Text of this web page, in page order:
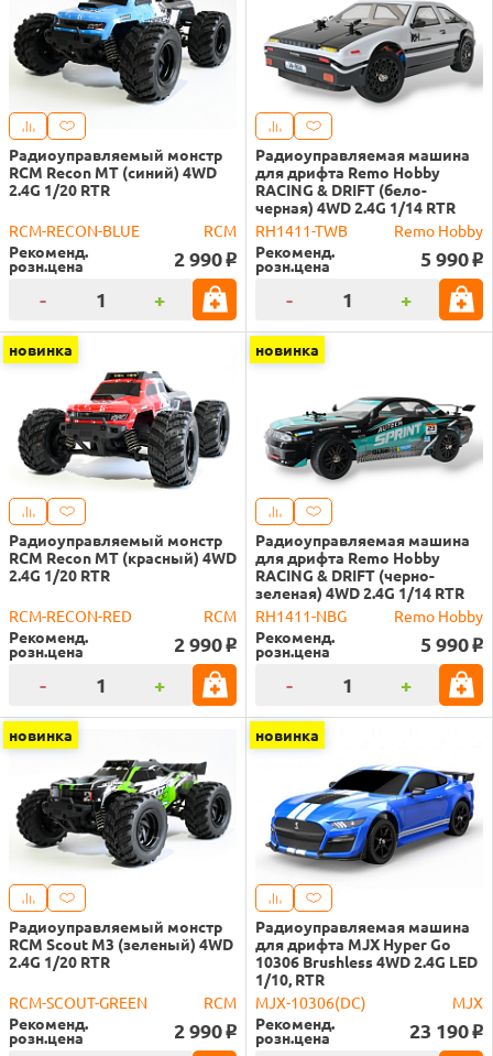
Радиоуправляемый монстр
RCM Recon MT (синий) 4WD
2.4G 1/20 RTR
RCM-RECON-BLUE
RCM
Рекоменд.
розн.цена 2 990 o
- +
Радиоуправляемая машина
для дрифта Remo Hobby
RACING & DRIFT (бело-
черная) 4WD 2.4G 1/14 RTR
RH1411-TWB
Remo Hobby
Рекоменд.
розн.цена 5 990 o
- +
новинка
Радиоуправляемый монстр
RCM Recon MT (красный) 4WD
2.4G 1/20 RTR
RCM-RECON-RED
RCM
Рекоменд.
розн.цена 2 990 o
- +
новинка
Радиоуправляемая машина
для дрифта Remo Hobby
RACING & DRIFT (черно-
зеленая) 4WD 2.4G 1/14 RTR
RH1411-NBG
Remo Hobby
Рекоменд.
розн.цена 5 990 o
- +
новинка
Радиоуправляемый монстр
RCM Scout M3 (зеленый) 4WD
2.4G 1/20 RTR
RCM-SCOUT-GREEN
RCM
Рекоменд.
розн.цена 2 990 o
новинка
Радиоуправляемая машина
для дрифта MJX Hyper Go
10306 Brushless 4WD 2.4G LED
1/10, RTR
MJX-10306(DC)
MJX
Рекоменд.
розн.цена 23 190 o